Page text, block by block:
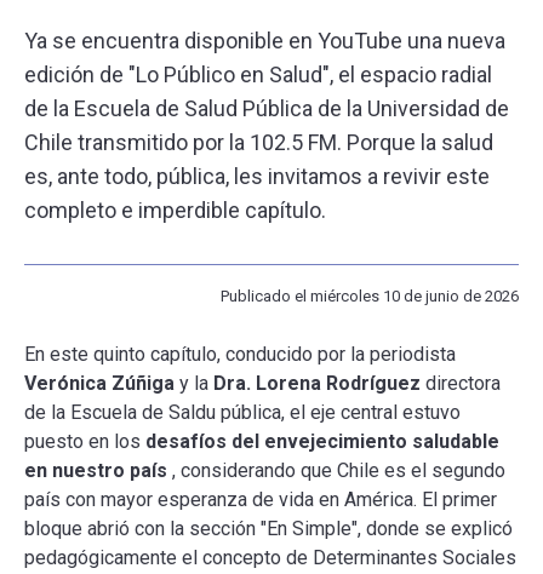
PUBLICACIONES
ACADÉMICOS
ESCUELA
Ya se encuentra disponible en YouTube una nueva
edición de "Lo Público en Salud", el espacio radial
de la Escuela de Salud Pública de la Universidad de
Chile transmitido por la 102.5 FM. Porque la salud
es, ante todo, pública, les invitamos a revivir este
completo e imperdible capítulo.
Publicado el miércoles 10 de junio de 2026
En este quinto capítulo, conducido por la periodista
Verónica Zúñiga y la Dra. Lorena Rodríguez directora
de la Escuela de Saldu pública, el eje central estuvo
puesto en los desafíos del envejecimiento saludable
en nuestro país , considerando que Chile es el segundo
país con mayor esperanza de vida en América. El primer
bloque abrió con la sección "En Simple", donde se explicó
pedagógicamente el concepto de Determinantes Sociales